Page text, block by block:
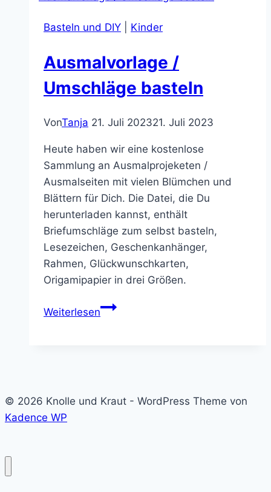
Basteln und DIY Kinder
Ausmalvorlage /
Umschläge basteln
VonTanja 21. Juli 202321. Juli 2023
Heute haben wir eine kostenlose
Sammlung an Ausmalprojeketen /
Ausmalseiten mit vielen Blümchen und
Blättern für Dich. Die Datei, die Du
herunterladen kannst, enthält
Briefumschläge zum selbst basteln,
Lesezeichen, Geschenkanhänger,
Rahmen, Glückwunschkarten,
Origamipapier in drei Größen.
WeiterlesenAusmalvorlage
© 2026 Knolle und Kraut - WordPress Theme von
Kadence WP